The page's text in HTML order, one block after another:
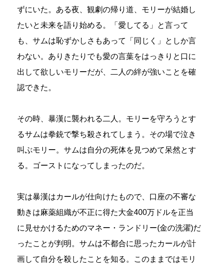
ずにいた。ある夜、観劇の帰り道、モリーが結婚し
たいと未来を語り始める。「愛してる」と言って
も、サムは恥ずかしさもあって「同じく」としか言
わない。ありきたりでも愛の言葉をはっきりと口に
出して欲しいモリーだが、二人の絆が強いことを確
認できた。
その時、暴漢に襲われる二人。モリーを守ろうとす
るサムは拳銃で撃ち殺されてしまう。その場で泣き
叫ぶモリー。サムは自分の死体を見つめて呆然とす
る。ゴーストになってしまったのだ。
実は暴漢はカールが仕向けたもので、口座の不審な
動きは麻薬組織が不正に得た大金400万ドルを正当
に見せかけるためのマネー・ランドリー(金の洗濯)だ
ったことが判明。サムは不都合に思ったカールが計
画して自分を殺したことを知る。このままではモリ